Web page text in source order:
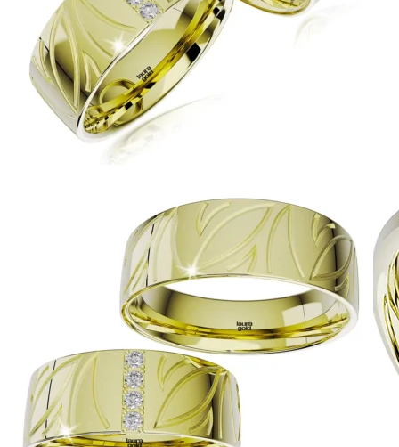
Twin Rings
Zásnubné prstne z kolekcie Twin Rings.
Svadobné obrúčky